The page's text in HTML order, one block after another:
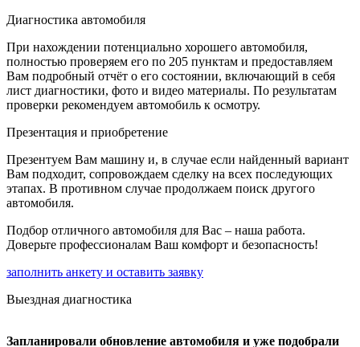
Диагностика автомобиля
При нахождении потенциально хорошего автомобиля,
полностью проверяем его по 205 пунктам и предоставляем
Вам подробный отчёт о его состоянии, включающий в себя
лист диагностики, фото и видео материалы. По результатам
проверки рекомендуем автомобиль к осмотру.
Презентация и приобретение
Презентуем Вам машину и, в случае если найденный вариант
Вам подходит, сопровождаем сделку на всех последующих
этапах. В противном случае продолжаем поиск другого
автомобиля.
Подбор отличного автомобиля для Вас – наша работа.
Доверьте профессионалам Ваш комфорт и безопасность!
заполнить анкету и оставить заявку
Выездная диагностика
Запланировали обновление автомобиля и уже подобрали